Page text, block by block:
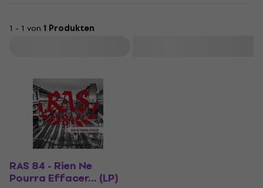
1 - 1 von 1 Produkten
RAS 84 - Rien Ne
Pourra Effacer... (LP)